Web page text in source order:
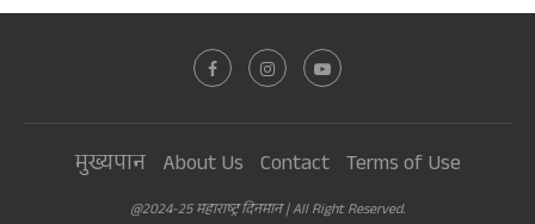
मुख्यपान About Us Contact Terms of Use
@2024-25 महाराष्ट्र दिनमान | All Right Reserved.